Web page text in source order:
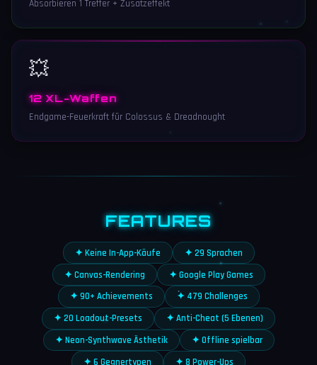
Absorbieren 1 Treffer + Zusatzeffekt
💥
12 XL-Waffen
Endgame-Feuerkraft für Colossus & Dreadnought
FEATURES
✦ Keine In-App-Käufe
✦ 29 Sprachen
✦ Canvas-Rendering
✦ Google Play Games
✦ 90+ Achievements
✦ 479 Challenges
✦ 20 Loadout-Presets
✦ Anti-Cheat (5 Ebenen)
✦ Neon-Synthwave Ästhetik
✦ Offline spielbar
✦ 6 Gegnertypen
✦ 8 Power-Ups